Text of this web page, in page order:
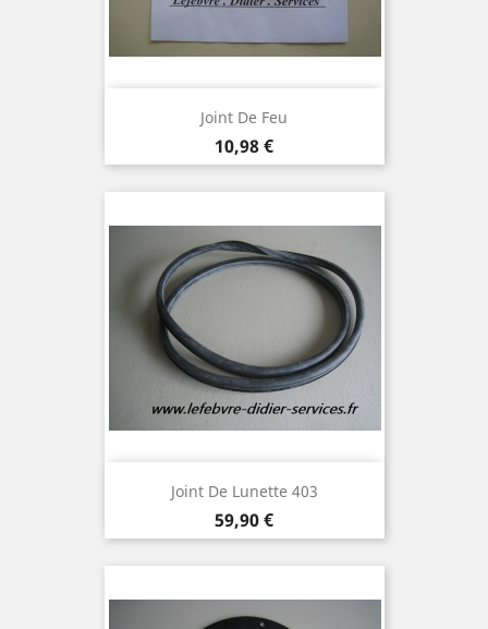
Joint De Feu
Prix
10,98 €
Joint De Lunette 403
Prix
59,90 €